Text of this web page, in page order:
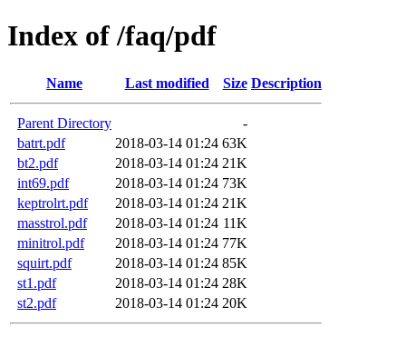
Index of /faq/pdf
Name Last modified Size Description
Parent Directory
-
batrt.pdf
2018-03-14 01:24 63K
bt2.pdf
2018-03-14 01:24 21K
int69.pdf
2018-03-14 01:24 73K
keptrolrt.pdf
2018-03-14 01:24 21K
masstrol.pdf
2018-03-14 01:24 11K
minitrol.pdf
2018-03-14 01:24 77K
squirt.pdf
2018-03-14 01:24 85K
st1.pdf
2018-03-14 01:24 28K
st2.pdf
2018-03-14 01:24 20K